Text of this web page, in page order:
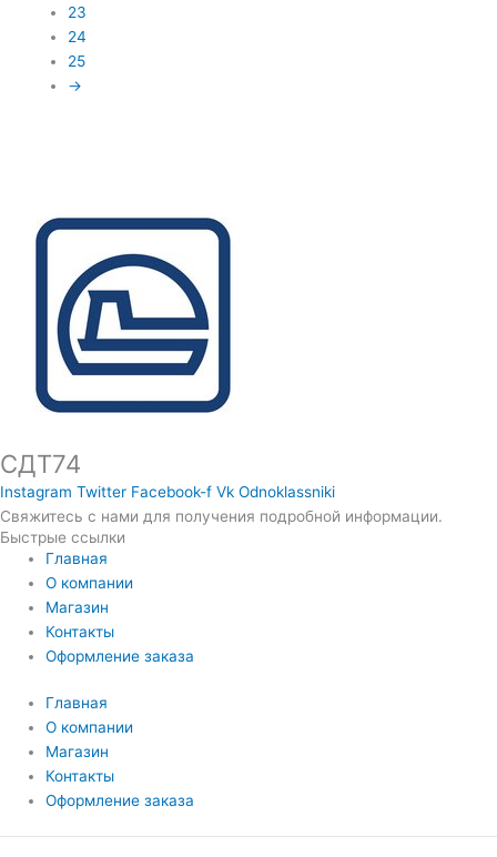
23
24
25
→
СДТ74
Instagram Twitter Facebook-f Vk Odnoklassniki
Свяжитесь с нами для получения подробной информации.
Быстрые ссылки
Главная
О компании
Магазин
Контакты
Оформление заказа
Главная
О компании
Магазин
Контакты
Оформление заказа